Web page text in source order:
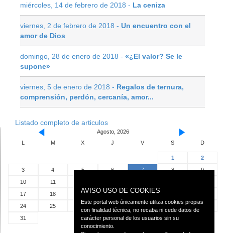
miércoles, 14 de febrero de 2018 - La ceniza
viernes, 2 de febrero de 2018 - Un encuentro con el
amor de Dios
domingo, 28 de enero de 2018 - «¿El valor? Se le
supone»
viernes, 5 de enero de 2018 - Regalos de ternura,
comprensión, perdón, cercanía, amor...
Listado completo de articulos
Agosto, 2026
L
M X J V S D
1
2
3
4 5 6 7 8
9
10
11
17
18 19 20 21
24
25 26 27 28 29
30
31
AVISO USO DE COOKIES
Este portal web únicamente utiliza cookies propias
con finalidad técnica, no recaba ni cede datos de
carácter personal de los usuarios sin su
conocimiento.